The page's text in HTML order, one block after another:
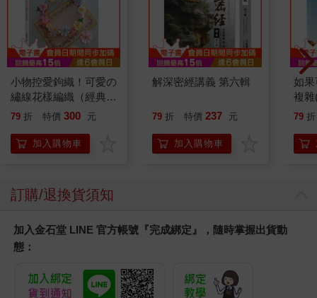
小物控愛鉤織！可愛の
繡線花樣編織（經典
版）
79 折 特價 300 元
加入購物車
解深密經講義 第六輯
79 折 特價 237 元
加入購物車
如
複
79 折
訂購/退換貨須知
加入金石堂 LINE 官方帳號『完成綁定』，隨時掌握出貨動
態：